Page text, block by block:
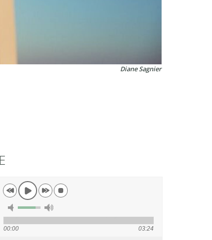
Diane Sagnier
00:00 03:24